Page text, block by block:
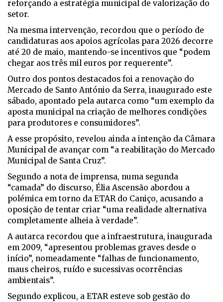
reforçando a estratégia municipal de valorização do
setor.
Na mesma intervenção, recordou que o período de
candidaturas aos apoios agrícolas para 2026 decorre
até 20 de maio, mantendo-se incentivos que “podem
chegar aos três mil euros por requerente”.
Outro dos pontos destacados foi a renovação do
Mercado de Santo António da Serra, inaugurado este
sábado, apontado pela autarca como “um exemplo da
aposta municipal na criação de melhores condições
para produtores e consumidores”.
A esse propósito, revelou ainda a intenção da Câmara
Municipal de avançar com “a reabilitação do Mercado
Municipal de Santa Cruz”.
Segundo a nota de imprensa, numa segunda
“camada” do discurso, Élia Ascensão abordou a
polémica em torno da ETAR do Caniço, acusando a
oposição de tentar criar “uma realidade alternativa
completamente alheia à verdade”.
A autarca recordou que a infraestrutura, inaugurada
em 2009, “apresentou problemas graves desde o
início”, nomeadamente “falhas de funcionamento,
maus cheiros, ruído e sucessivas ocorrências
ambientais”.
Segundo explicou, a ETAR esteve sob gestão do